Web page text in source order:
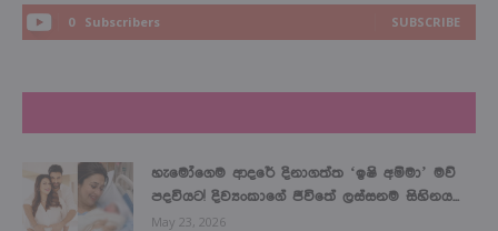
0 Subscribers SUBSCRIBE
හැමෝගෙම ආදරේ දිනාගත්ත ‘ඉෂි අම්මා’ මව්
පදවියට! දිව්‍යංකාගේ ජීවිතේ ලස්සනම සිහිනය...
May 23, 2026